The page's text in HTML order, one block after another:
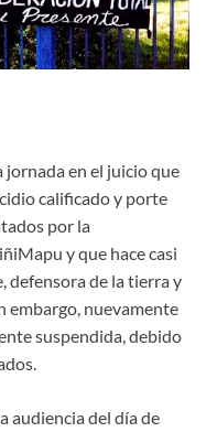
jornada en el juicio que
calificado y porte
por la
y que hace casi
defensora de la tierra y
embargo, nuevamente
suspendida, debido
audiencia del día de